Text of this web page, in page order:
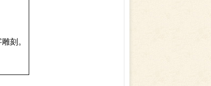
刻。